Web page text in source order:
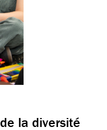
la diversité